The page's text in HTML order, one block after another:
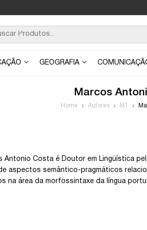
GEOGRAFIA
Marcos
Home Autores M1
Antonio Costa é Doutor em Lingüística
aspectos semântico-pragmáticos
na área da morfossintaxe da língua